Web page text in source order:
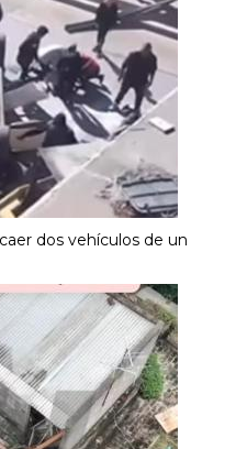
dos vehículos de un